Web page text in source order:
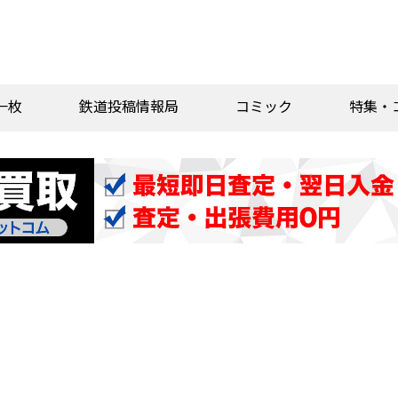
枚 鉄道投稿情報局 コミック 特集・